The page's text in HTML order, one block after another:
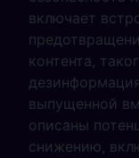
включает
контента,
выпущенной
описаны
снижению,